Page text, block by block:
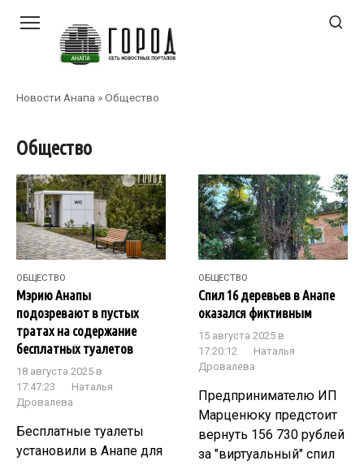
Новости Анапа »Общество
Общество
ОБЩЕСТВО
Мэрию Анапы
подозревают в пустых
тратах на содержание
бесплатных туалетов
18 августа 2025 в
17:47:23
Наталья
Дровалева
Бесплатные туалеты
установили в Анапе для
ОБЩЕСТВО
Спил 16 деревьев в Анапе
оказался фиктивным
15 августа 2025 в
17:20:12
Наталья
Дровалева
Предпринимателю ИП
Марценюку предстоит
вернуть 156 730 рублей
за "виртуальный" спил